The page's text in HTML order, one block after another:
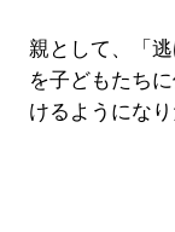
親として、「
を子どもたち
けるようになり